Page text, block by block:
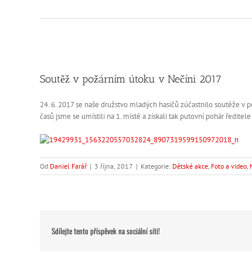
Soutěž v požárním útoku v Nečíni 2017
24. 6. 2017 se naše družstvo mladých hasičů zúčastnilo soutěže
časů jsme se umístili na 1. místě a získali tak putovní pohár
Od Daniel Farář | 3 října, 2017 | Kategorie: Dětské akce, Foto a video,
Sdílejte tento příspěvek na sociální síti!